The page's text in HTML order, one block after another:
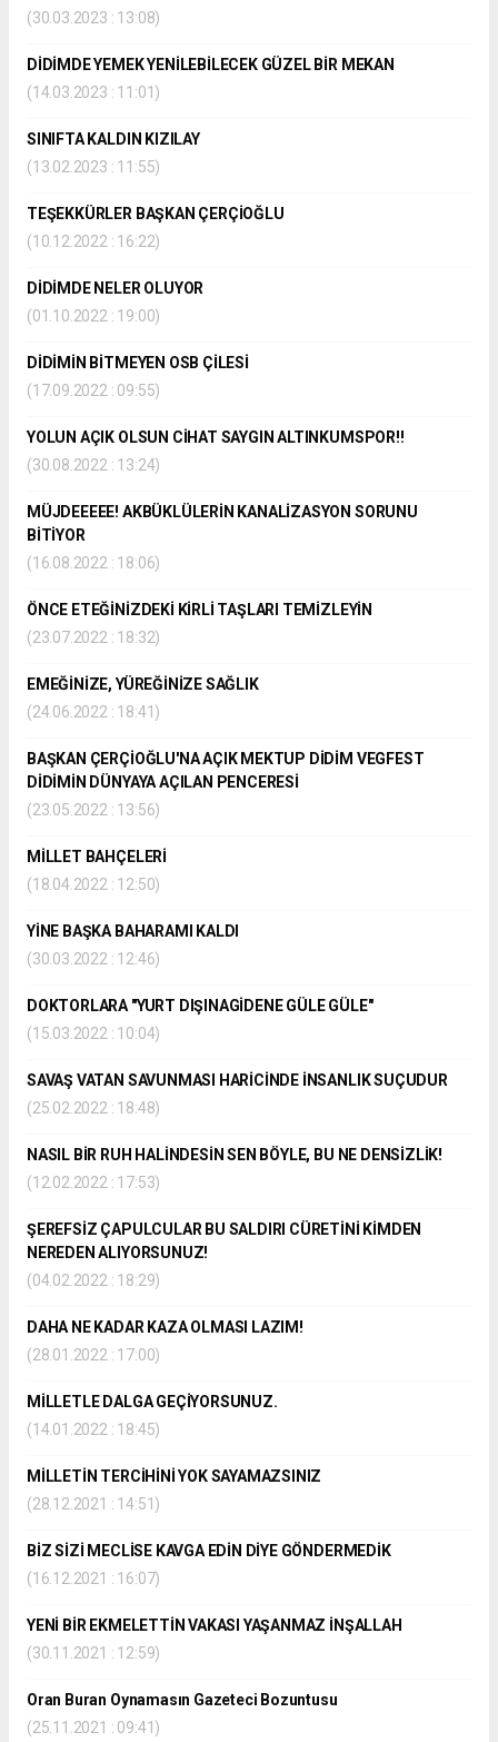
(30.03.2023 : 13:08)
DİDİMDE YEMEK YENİLEBİLECEK GÜZEL BİR MEKAN
(14.03.2023 : 11:01)
SINIFTA KALDIN KIZILAY
(13.02.2023 : 11:55)
TEŞEKKÜRLER BAŞKAN ÇERÇİOĞLU
(10.12.2022 : 16:22)
DİDİMDE NELER OLUYOR
(01.10.2022 : 19:00)
DİDİMİN BİTMEYEN OSB ÇİLESİ
(17.09.2022 : 09:55)
YOLUN AÇIK OLSUN CİHAT SAYGIN ALTINKUMSPOR!!
(30.08.2022 : 13:24)
MÜJDEEEEE! AKBÜKLÜLERİN KANALİZASYON SORUNU
BİTİYOR
(16.08.2022 : 18:06)
ÖNCE ETEĞİNİZDEKİ KİRLİ TAŞLARI TEMİZLEYİN
(23.07.2022 : 18:32)
EMEĞİNİZE, YÜREĞİNİZE SAĞLIK
(24.06.2022 : 18:41)
BAŞKAN ÇERÇİOĞLU'NA AÇIK MEKTUP DİDİM VEGFEST
DİDİMİN DÜNYAYA AÇILAN PENCERESİ
(23.05.2022 : 13:56)
MİLLET BAHÇELERİ
(18.04.2022 : 12:50)
YİNE BAŞKA BAHARAMI KALDI
(30.03.2022 : 12:46)
DOKTORLARA "YURT DIŞINAGİDENE GÜLE GÜLE"
(15.03.2022 : 10:04)
SAVAŞ VATAN SAVUNMASI HARİCİNDE İNSANLIK SUÇUDUR
(25.02.2022 : 18:48)
NASIL BİR RUH HALİNDESİN SEN BÖYLE, BU NE DENSİZLİK!
(12.02.2022 : 17:53)
ŞEREFSİZ ÇAPULCULAR BU SALDIRI CÜRETİNİ KİMDEN
NEREDEN ALIYORSUNUZ!
(04.02.2022 : 18:29)
DAHA NE KADAR KAZA OLMASI LAZIM!
(28.01.2022 : 17:00)
MİLLETLE DALGA GEÇİYORSUNUZ.
(14.01.2022 : 18:45)
MİLLETİN TERCİHİNİ YOK SAYAMAZSINIZ
(28.12.2021 : 14:51)
BİZ SİZİ MECLİSE KAVGA EDİN DİYE GÖNDERMEDİK
(16.12.2021 : 16:07)
YENİ BİR EKMELETTİN VAKASI YAŞANMAZ İNŞALLAH
(30.11.2021 : 12:59)
Oran Buran Oynamasın Gazeteci Bozuntusu
(25.11.2021 : 09:41)